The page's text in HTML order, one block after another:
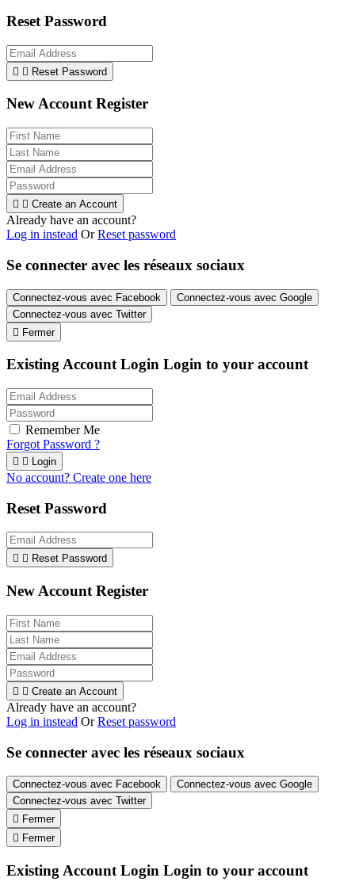
Reset Password
  Reset Password
New Account Register
  Create an Account
Already have an account?
Log in instead OrReset password
Se connecter avec les réseaux sociaux
Connectez-vous avec Facebook
Connectez-vous avec Google
Connectez-vous avec Twitter
 Fermer
Existing Account Login Login to your account
Remember Me
Forgot Password ?
  Login
No account? Create one here
Reset Password
  Reset Password
New Account Register
  Create an Account
Already have an account?
Log in instead OrReset password
Se connecter avec les réseaux sociaux
Connectez-vous avec Facebook
Connectez-vous avec Google
Connectez-vous avec Twitter
 Fermer
 Fermer
Existing Account Login Login to your account